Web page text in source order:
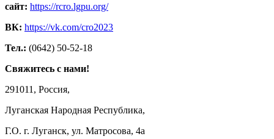
сайт: https://rcro.lgpu.org/
ВК: https://vk.com/cro2023
Тел.: (0642) 50-52-18
Свяжитесь с нами!
291011, Россия,
Луганская Народная Республика,
Г.О. г. Луганск, ул. Матросова, 4а